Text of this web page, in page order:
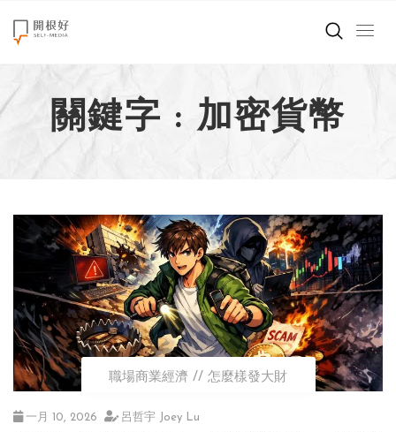
來點正能量
世界在想什麼
創造美好生活
職場商業經濟
影片專區
關於我們
關鍵字 : 加密貨幣
職場商業經濟 怎麼樣發大財
一月 10, 2026 呂哲宇 Joey Lu